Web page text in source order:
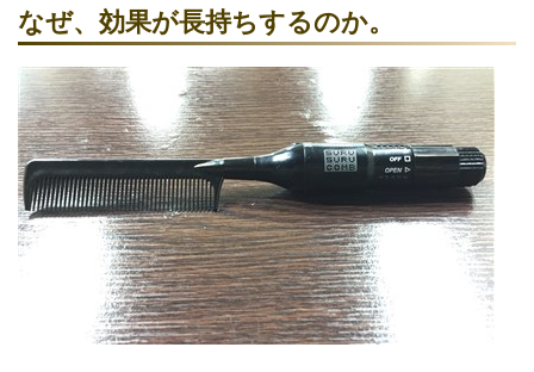
なぜ、効果が長持ちするのか。